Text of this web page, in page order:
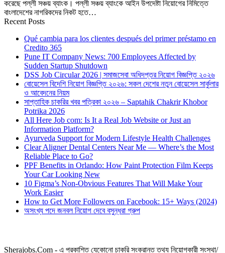
করেছে পল্লী সঞ্চয় ব্যাংক। পল্লী সঞ্চয় ব্যাংকে আইন উপদেষ্টা নিয়ােগের নিমিত্তে
বাংলাদেশের নাগরিকদের নিকট হতে…
Recent Posts
Qué cambia para los clientes después del primer préstamo en
Credito 365
Pune IT Company News: 700 Employees Affected by
Sudden Startup Shutdown
DSS Job Circular 2026 | সমাজসেবা অধিদপ্তর নিয়োগ বিজ্ঞপ্তি ২০২৬
বোয়েসেল বিদেশি নিয়োগ বিজ্ঞপ্তি ২০২৬: সকল দেশের নতুন বোয়েসেল সার্কুলার
ও আবেদনের নিয়ম
সাপ্তাহিক চাকরির খবর পত্রিকা ২০২৬ – Saptahik Chakrir Khobor
Potrika 2026
All Here Job com: Is It a Real Job Website or Just an
Information Platform?
Ayurveda Support for Modern Lifestyle Health Challenges
Clear Aligner Dental Centers Near Me — Where’s the Most
Reliable Place to Go?
PPF Benefits in Orlando: How Paint Protection Film Keeps
Your Car Looking New
10 Figma’s Non-Obvious Features That Will Make Your
Work Easier
How to Get More Followers on Facebook: 15+ Ways (2024)
অসংখ্য পদে জনবল নিয়োগ দেবে বসুন্ধরা গ্রুপ
Sherajobs.Com - এ প্রকাশিত যেকোনো চাকরি সংক্রান্ত তথ্য নিয়োগকারী সংস্থা/